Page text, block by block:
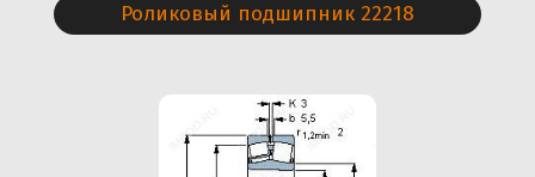
Роликовый подшипник 22218